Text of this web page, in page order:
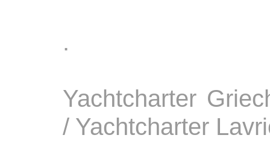
.
Yachtcharter
/ Yachtcharter